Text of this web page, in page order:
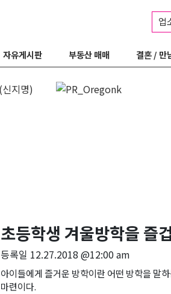
업
자유게시판 부동산 매매 결혼 / 만
초등학생 겨울방학을 즐
등록일 12.27.2018 @12:00 am
아이들에게 즐거운 방학이란 어떤 방학을 말
마련이다.